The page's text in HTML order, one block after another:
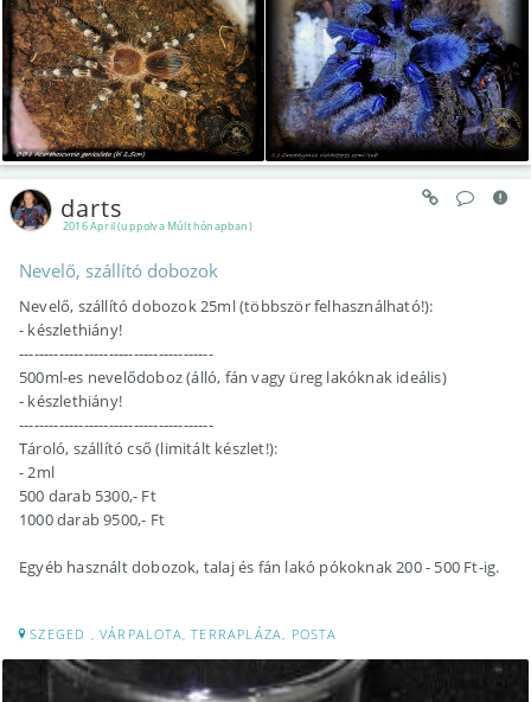
2016 April (uppolva Múlt hónapban)
darts
Nevelő, szállító dobozok
Nevelő, szállító dobozok 25ml (többször felhasználható!):
- készlethiány!
---------------------------------------
500ml-es nevelődoboz (álló, fán vagy üreg lakóknak ideális)
- készlethiány!
---------------------------------------
Tároló, szállító cső (limitált készlet!):
- 2ml
500 darab 5300,- Ft
1000 darab 9500,- Ft
Egyéb használt dobozok, talaj és fán lakó pókoknak 200 - 500 Ft-ig.
SZEGED , VÁRPALOTA, TERRAPLÁZA, POSTA